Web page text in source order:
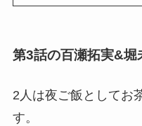
第3話の百瀬拓実&堀
2人は夜ご飯としてお
す。